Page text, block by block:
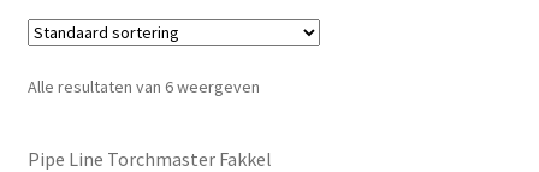
Alle resultaten van 6 weergeven
Pipe Line Torchmaster Fakkel